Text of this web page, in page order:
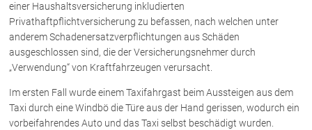
Schiedsgerichtsbarkeit
Skiunfälle in Österreich
Über uns
Kanzleiteam
Netzwerk
einer Haushaltsversicherung inkludierten
Privathaftpflichtversicherung zu befassen, nach welchen unter
anderem Schadenersatzverpflichtungen aus Schäden
ausgeschlossen sind, die der Versicherungsnehmer durch
„Verwendung“ von Kraftfahrzeugen verursacht.
Im ersten Fall wurde einem Taxifahrgast beim Aussteigen aus dem
Taxi durch eine Windbö die Türe aus der Hand gerissen, wodurch ein
vorbeifahrendes Auto und das Taxi selbst beschädigt wurden.